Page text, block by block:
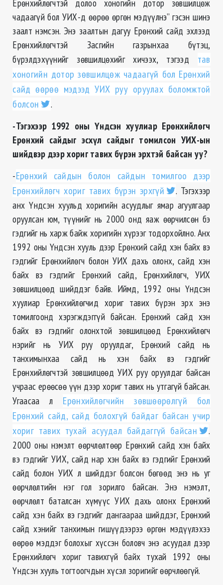
Ерөнхийлөгчтэй долоо хоногийн дотор зөвшилцөж
чадаагүй бол УИХ-д өөрөө өргөн мэдүүлнэ” гэсэн шинэ
заалт нэмсэн. Энэ заалтын дагуу Ерөнхий сайд эхлээд
Ерөнхийлөгчтэй Засгийн газрынхаа бүтэц,
бүрэлдэхүүнийг зөвшилцөхийг хичээх, тэгээд тав
хоногийн дотор зөвшилцөж чадаагүй бол Ерөнхий
сайд өөрөө мэдээд УИХ руу оруулах боломжтой
болсон
.
-Тэгэхээр 1992 оны Үндсэн хуулиар Ерөнхийлөгч
Ерөнхий сайдыг эсхүл сайдыг томилсон УИХ-ын
шийдвэр дээр хориг тавих бүрэн эрхтэй байсан уу?
-Ерөнхий сайдын болон сайдын томилгоо дээр
Ерөнхийлөгч хориг тавих бүрэн эрхгүй
. Тэгэхээр
анх Үндсэн хуульд хоригийн асуудлыг ямар агуулгаар
оруулсан юм, түүнийг нь 2000 онд яаж өөрчилсөн бэ
гэдгийг нь харж байж хоригийн хүрээг тодорхойлно. Анх
1992 оны Үндсэн хууль дээр Ерөнхий сайд хэн байх вэ
гэдгийг Ерөнхийлөгч болон УИХ дахь олонх, сайд хэн
байх вэ гэдгийг Ерөнхий сайд, Ерөнхийлөгч, УИХ
зөвшилцөөд шийддэг байв. Иймд, 1992 оны Үндсэн
хуулиар Ерөнхийлөгчид хориг тавих бүрэн эрх энэ
томилгоонд хэрэгждэггүй байсан. Ерөнхий сайд хэн
байх вэ гэдгийг олонхтой зөвшилцөөд Ерөнхийлөгч
нэрийг нь УИХ руу оруулдаг, Ерөнхий сайд нь
танхимынхаа сайд нь хэн байх вэ гэдгийг
Ерөнхийлөгчтэй зөвшилцөөд УИХ руу оруулдаг байсан
учраас ерөөсөө үүн дээр хориг тавих нь утгагүй байсан.
Угаасаа л Ерөнхийлөгчийн зөвшөөрөлгүй бол
Ерөнхий сайд, сайд болохгүй байдаг байсан учир
хориг тавих тухай асуудал байдаггүй байсан
.
2000 оны нэмэлт өөрчлөлтөөр Ерөнхий сайд хэн байх
вэ гэдгийг УИХ, сайд нар хэн байх вэ гэдгийг Ерөнхий
сайд болон УИХ л шийддэг болсон бөгөөд энэ нь уг
өөрчлөлтийн нэг гол зорилго байсан. Энэ нэмэлт,
өөрчлөлт баталсан хүмүүс УИХ дахь олонх Ерөнхий
сайд хэн байх вэ гэдгийг дангаараа шийддэг, Ерөнхий
сайд хэнийг танхимын гишүүдээрээ өргөн мэдүүлэхээ
өөрөө мэддэг болохыг хүссэн боловч энэ асуудал дээр
Ерөнхийлөгч хориг тавихгүй байх тухай 1992 оны
Үндсэн хууль тогтоогчдын хүсэл зоригийг өөрчлөөгүй.